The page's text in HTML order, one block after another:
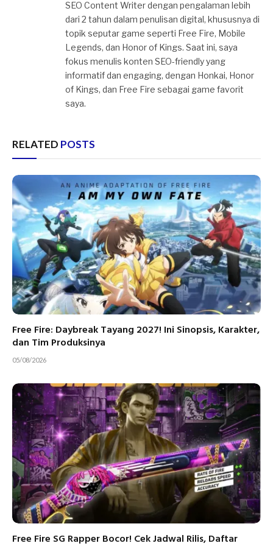
SEO Content Writer dengan pengalaman lebih
dari 2 tahun dalam penulisan digital, khususnya di
topik seputar game seperti Free Fire, Mobile
Legends, dan Honor of Kings. Saat ini, saya
fokus menulis konten SEO-friendly yang
informatif dan engaging, dengan Honkai, Honor
of Kings, dan Free Fire sebagai game favorit
saya.
RELATED POSTS
Free Fire: Daybreak Tayang 2027! Ini Sinopsis, Karakter,
dan Tim Produksinya
05/08/2026
Free Fire SG Rapper Bocor! Cek Jadwal Rilis, Daftar